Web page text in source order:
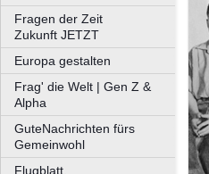
Fragen der Zeit
Zukunft JETZT
Europa gestalten
Frag' die Welt | Gen Z &
Alpha
GuteNachrichten fürs
Gemeinwohl
Flugblatt.